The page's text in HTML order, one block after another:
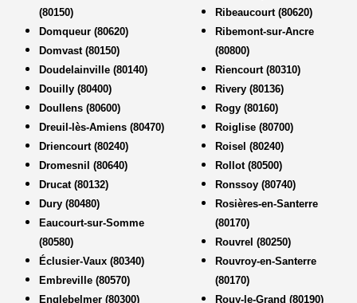
(80150)
Domqueur (80620)
Domvast (80150)
Doudelainville (80140)
Douilly (80400)
Doullens (80600)
Dreuil-lès-Amiens (80470)
Driencourt (80240)
Dromesnil (80640)
Drucat (80132)
Dury (80480)
Eaucourt-sur-Somme
(80580)
Éclusier-Vaux (80340)
Embreville (80570)
Englebelmer (80300)
Ribeaucourt (80620)
Ribemont-sur-Ancre
(80800)
Riencourt (80310)
Rivery (80136)
Rogy (80160)
Roiglise (80700)
Roisel (80240)
Rollot (80500)
Ronssoy (80740)
Rosières-en-Santerre
(80170)
Rouvrel (80250)
Rouvroy-en-Santerre
(80170)
Rouy-le-Grand (80190)